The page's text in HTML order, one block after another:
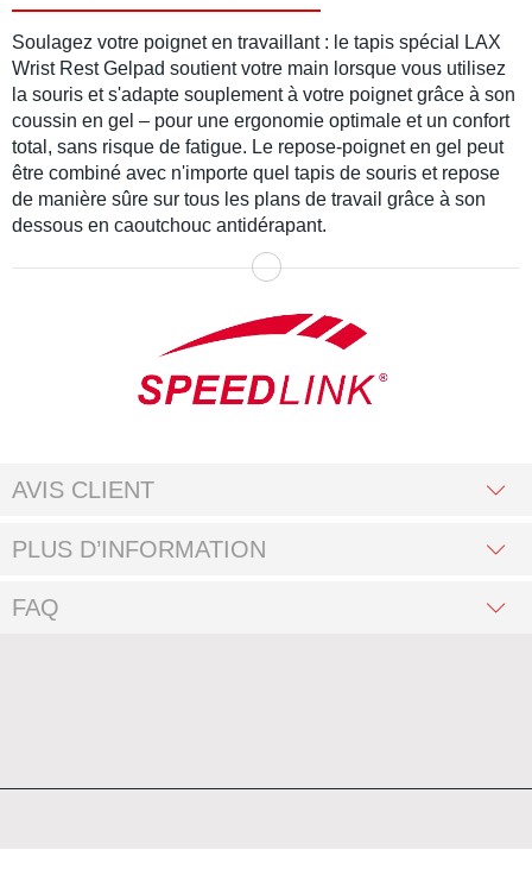
Soulagez votre poignet en travaillant : le tapis spécial LAX
Wrist Rest Gelpad soutient votre main lorsque vous utilisez
la souris et s'adapte souplement à votre poignet grâce à son
coussin en gel – pour une ergonomie optimale et un confort
total, sans risque de fatigue. Le repose-poignet en gel peut
être combiné avec n'importe quel tapis de souris et repose
de manière sûre sur tous les plans de travail grâce à son
dessous en caoutchouc antidérapant.
AVIS CLIENT
PLUS D’INFORMATION
FAQ